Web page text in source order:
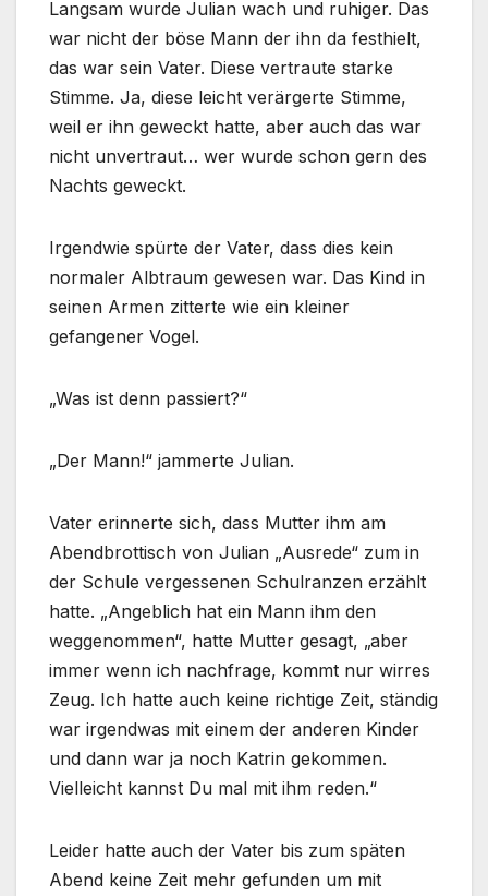
Langsam wurde Julian wach und ruhiger. Das
war nicht der böse Mann der ihn da festhielt,
das war sein Vater. Diese vertraute starke
Stimme. Ja, diese leicht verärgerte Stimme,
weil er ihn geweckt hatte, aber auch das war
nicht unvertraut… wer wurde schon gern des
Nachts geweckt.
Irgendwie spürte der Vater, dass dies kein
normaler Albtraum gewesen war. Das Kind in
seinen Armen zitterte wie ein kleiner
gefangener Vogel.
„Was ist denn passiert?“
„Der Mann!“ jammerte Julian.
Vater erinnerte sich, dass Mutter ihm am
Abendbrottisch von Julian „Ausrede“ zum in
der Schule vergessenen Schulranzen erzählt
hatte. „Angeblich hat ein Mann ihm den
weggenommen“, hatte Mutter gesagt, „aber
immer wenn ich nachfrage, kommt nur wirres
Zeug. Ich hatte auch keine richtige Zeit, ständig
war irgendwas mit einem der anderen Kinder
und dann war ja noch Katrin gekommen.
Vielleicht kannst Du mal mit ihm reden.“
Leider hatte auch der Vater bis zum späten
Abend keine Zeit mehr gefunden um mit